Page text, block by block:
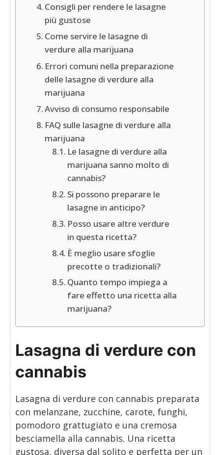
Consigli per rendere le lasagne
più gustose
Come servire le lasagne di
verdure alla marijuana
Errori comuni nella preparazione
delle lasagne di verdure alla
marijuana
Avviso di consumo responsabile
FAQ sulle lasagne di verdure alla
marijuana
Le lasagne di verdure alla
marijuana sanno molto di
cannabis?
Si possono preparare le
lasagne in anticipo?
Posso usare altre verdure
in questa ricetta?
È meglio usare sfoglie
precotte o tradizionali?
Quanto tempo impiega a
fare effetto una ricetta alla
marijuana?
Lasagna di verdure con
cannabis
Lasagna di verdure con cannabis preparata
con melanzane, zucchine, carote, funghi,
pomodoro grattugiato e una cremosa
besciamella alla cannabis. Una ricetta
gustosa, diversa dal solito e perfetta per un